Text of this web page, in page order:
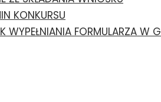
KONKURSU
WYPEŁNIANIA FORMULARZA W